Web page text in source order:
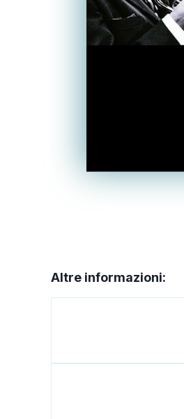
Altre informazioni: